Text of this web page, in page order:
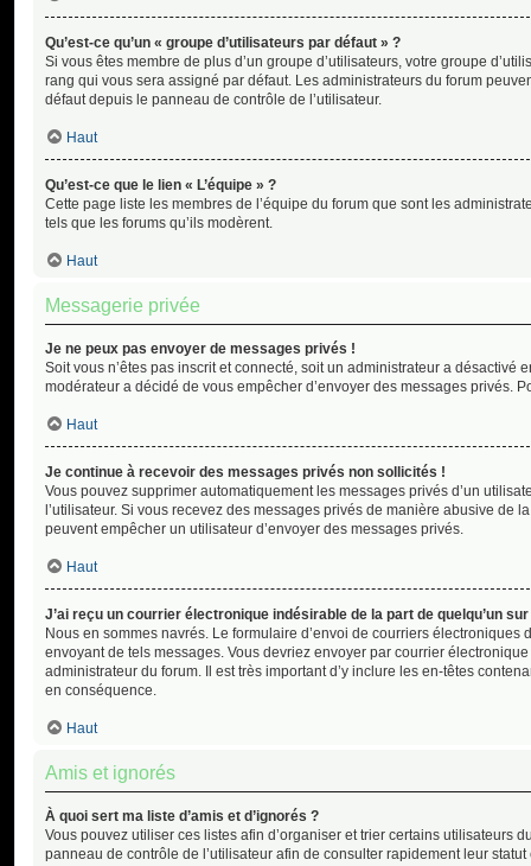
Qu’est-ce qu’un « groupe d’utilisateurs par défaut » ?
Si vous êtes membre de plus d’un groupe d’utilisateurs, votre groupe
rang qui vous sera assigné par défaut. Les administrateurs du forum
défaut depuis le panneau de contrôle de l’utilisateur.
Haut
Qu’est-ce que le lien « L’équipe » ?
Cette page liste les membres de l’équipe du forum que sont les
tels que les forums qu’ils modèrent.
Haut
Messagerie privée
Je ne peux pas envoyer de messages privés !
Soit vous n’êtes pas inscrit et connecté, soit un administrateur a
modérateur a décidé de vous empêcher d’envoyer des messages privés.
Haut
Je continue à recevoir des messages privés non sollicités !
Vous pouvez supprimer automatiquement les messages privés d’un
l’utilisateur. Si vous recevez des messages privés de manière abusive de
peuvent empêcher un utilisateur d’envoyer des messages privés.
Haut
J’ai reçu un courrier électronique indésirable de la part de quelqu’un
Nous en sommes navrés. Le formulaire d’envoi de courriers
envoyant de tels messages. Vous devriez envoyer par courrier
administrateur du forum. Il est très important d’y inclure les en-têtes
en conséquence.
Haut
Amis et ignorés
À quoi sert ma liste d’amis et d’ignorés ?
Vous pouvez utiliser ces listes afin d’organiser et trier certains utilisateurs
panneau de contrôle de l’utilisateur afin de consulter rapidement leur